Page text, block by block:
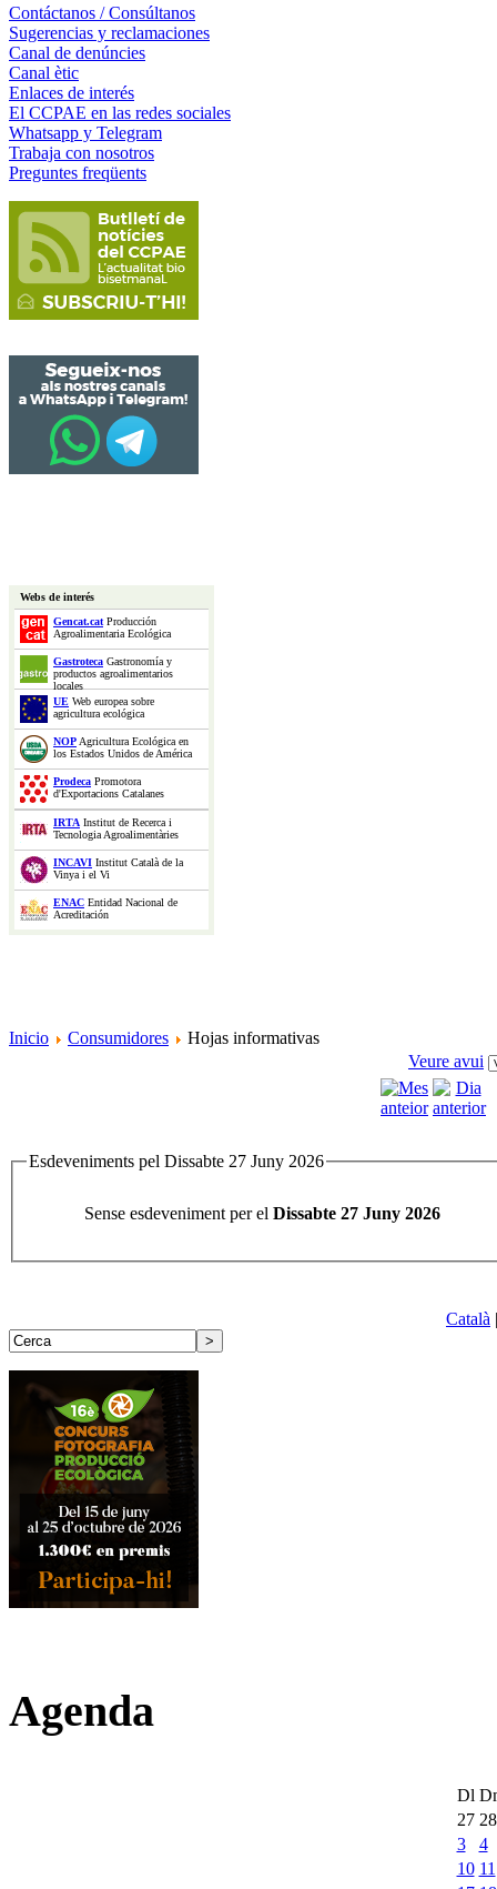
Contáctanos / Consúltanos
Sugerencias y reclamaciones
Canal de denúncies
Canal ètic
Enlaces de interés
El CCPAE en las redes sociales
Whatsapp y Telegram
Trabaja con nosotros
Preguntes freqüents
Webs de interés
Gencat.catProducción
Agroalimentaria Ecológica
Gastroteca Gastronomía y
productos agroalimentarios
locales
UE Web europea sobre
agricultura ecológica
NOPAgricultura Ecológica en
los Estados Unidos de América
Prodeca Promotora
d'Exportacions Catalanes
IRTA Institut de Recerca i
Tecnologia Agroalimentàries
INCAVI Institut Català de la
Vinya i el Vi
ENAC Entidad Nacional de
Acreditación
Inicio Consumidores
Hojas informativas
Veure avui
Esdeveniments pel Dissabte 27 Juny 2026
Sense esdeveniment per el Dissabte 27 Juny 2026
Català
Agenda
Dl
27 28
3
4
10 11